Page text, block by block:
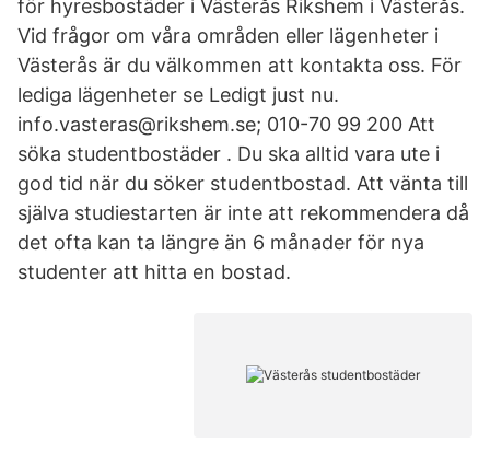
för hyresbostäder i Västerås Rikshem i Västerås.
Vid frågor om våra områden eller lägenheter i
Västerås är du välkommen att kontakta oss. För
lediga lägenheter se Ledigt just nu.
info.vasteras@rikshem.se; 010-70 99 200 Att
söka studentbostäder . Du ska alltid vara ute i
god tid när du söker studentbostad. Att vänta till
själva studiestarten är inte att rekommendera då
det ofta kan ta längre än 6 månader för nya
studenter att hitta en bostad.